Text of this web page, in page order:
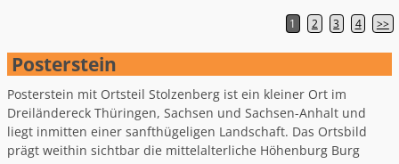
1 2 3 4 >>
Posterstein
Posterstein mit Ortsteil Stolzenberg ist ein kleiner Ort im
Dreiländereck Thüringen, Sachsen und Sachsen-Anhalt und
liegt inmitten einer sanfthügeligen Landschaft. Das Ortsbild
prägt weithin sichtbar die mittelalterliche Höhenburg Burg